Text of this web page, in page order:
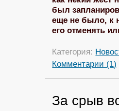
был
еще не было, к
его отменять
Категория:
Комментарии (1)
За срыв